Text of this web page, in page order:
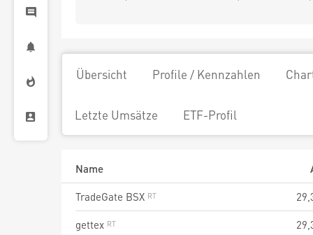
Übersicht Profile / Kennzahlen
Letzte Umsätze ETF-Profil
Name
TradeGate BSX
gettex